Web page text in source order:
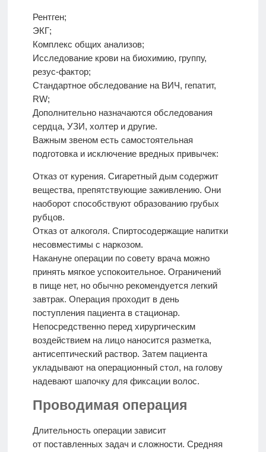
Рентген;
ЭКГ;
Комплекс общих анализов;
Исследование крови на биохимию, группу,
резус-фактор;
Стандартное обследование на ВИЧ, гепатит,
RW;
Дополнительно назначаются обследования
сердца, УЗИ, холтер и другие.
Важным звеном есть самостоятельная
подготовка и исключение вредных привычек:
Отказ от курения. Сигаретный дым содержит
вещества, препятствующие заживлению. Они
наоборот способствуют образованию грубых
рубцов.
Отказ от алкоголя. Спиртосодержащие напитки
несовместимы с наркозом.
Накануне операции по совету врача можно
принять мягкое успокоительное. Ограничений
в пище нет, но обычно рекомендуется легкий
завтрак. Операция проходит в день
поступления пациента в стационар.
Непосредственно перед хирургическим
воздействием на лицо наносится разметка,
антисептический раствор. Затем пациента
укладывают на операционный стол, на голову
надевают шапочку для фиксации волос.
Проводимая операция
Длительность операции зависит
от поставленных задач и сложности. Средняя